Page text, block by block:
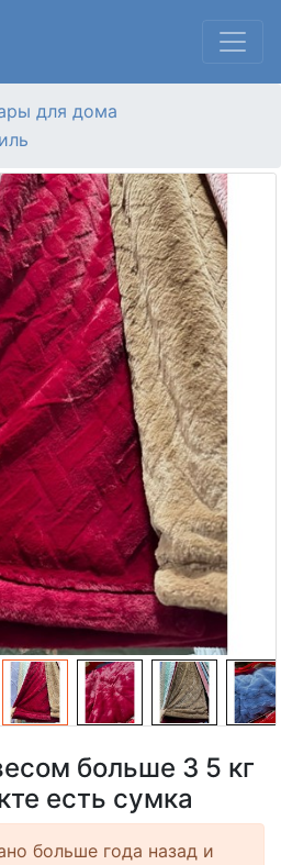
для дома
больше 3 5 кг
есть сумка
больше года назад и